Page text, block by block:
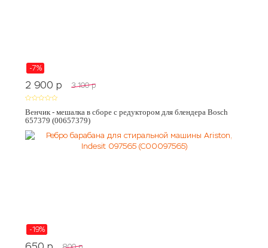
-7%
2 900 p 3 100 p
Венчик - мешалка в сборе с редуктором для блендера Bosch
657379 (00657379)
-19%